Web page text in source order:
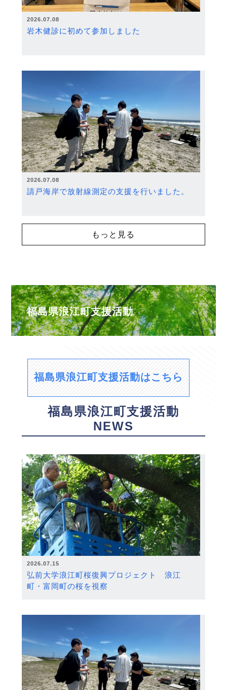
2026.07.08
岩木健診に初めて参加しました
2026.07.08
請戸海岸で放射線測定の支援を行いました。
もっと見る
福島県浪江町支援活動
福島県浪江町支援活動はこちら
福島県浪江町支援活動
NEWS
2026.07.15
弘前大学浪江町桜復興プロジェクト 浪江
町・富岡町の桜を視察